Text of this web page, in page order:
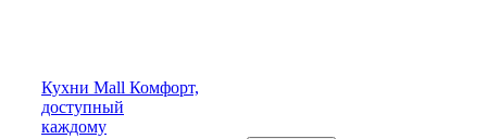
Кухни Mall Комфорт,
доступный
каждому